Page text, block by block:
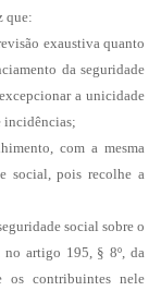
que:
exaustiva quanto
da seguridade
a unicidade
incidências;
com a mesma
social, pois recolhe a
social sobre o
no artigo 195, § 8º, da
os contribuintes nele